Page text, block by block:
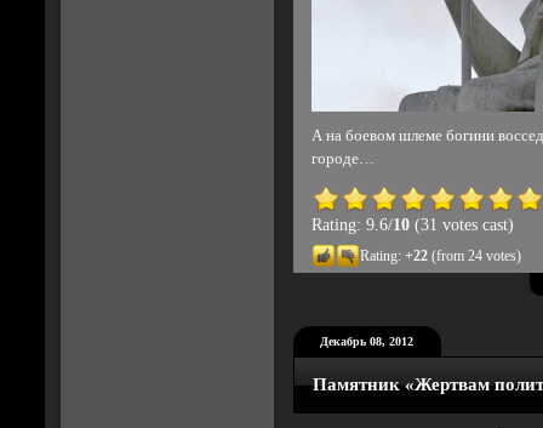
А на боевом шлеме богини
городе…
Rating: 9.6/10(31 votes cast)
Rating: +22(from 24 votes)
Декабрь 08, 2012
Памятник «Жертвам